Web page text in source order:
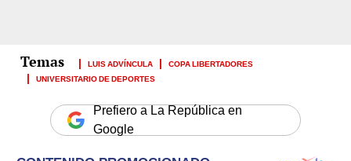
LUIS ADVÍNCULA
COPA LIBERTADORES
UNIVERSITARIO DE DEPORTES
Prefiero a La República en
Google